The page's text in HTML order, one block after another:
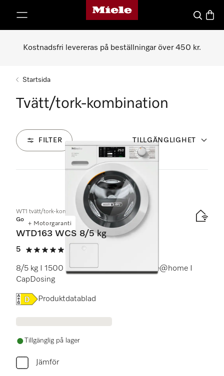
Mieles hemsida
Sök
Kostnadsfri levereras på beställningar över 450 kr.
Startsida
Tvätt/tork-kombination
FILTER TILLGÄNGLIGHET
5 Produkter
+ Motorgaranti
WT1 tvätt/tork-kombination:
Gold
WTD163 WCS 8/5 kg
5
5 stars out of 5
(4 recensioner)
8/5 kg I 1500 v/min I PerfectCare I Miele@home I
CapDosing
Online Label Flag, Energimärkning
Produktdatablad
Tillgänglig på lager
Jämför